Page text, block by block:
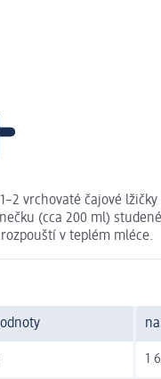
vrchovaté čajové lžičky
(cca 200 ml)
v teplém mléce.
1